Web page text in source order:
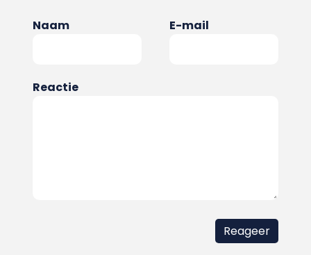
Naam E-mail
Reactie